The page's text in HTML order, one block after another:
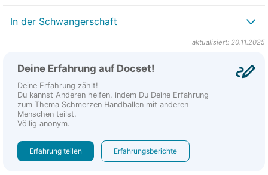
In der Schwangerschaft
aktualisiert: 20.11.2025
Deine Erfahrung auf Docset!
Deine Erfahrung zählt!
Du kannst Anderen helfen, indem Du Deine Erfahrung
zum Thema Schmerzen Handballen mit anderen
Menschen teilst.
Völlig anonym.
Erfahrung teilen Erfahrungsberichte